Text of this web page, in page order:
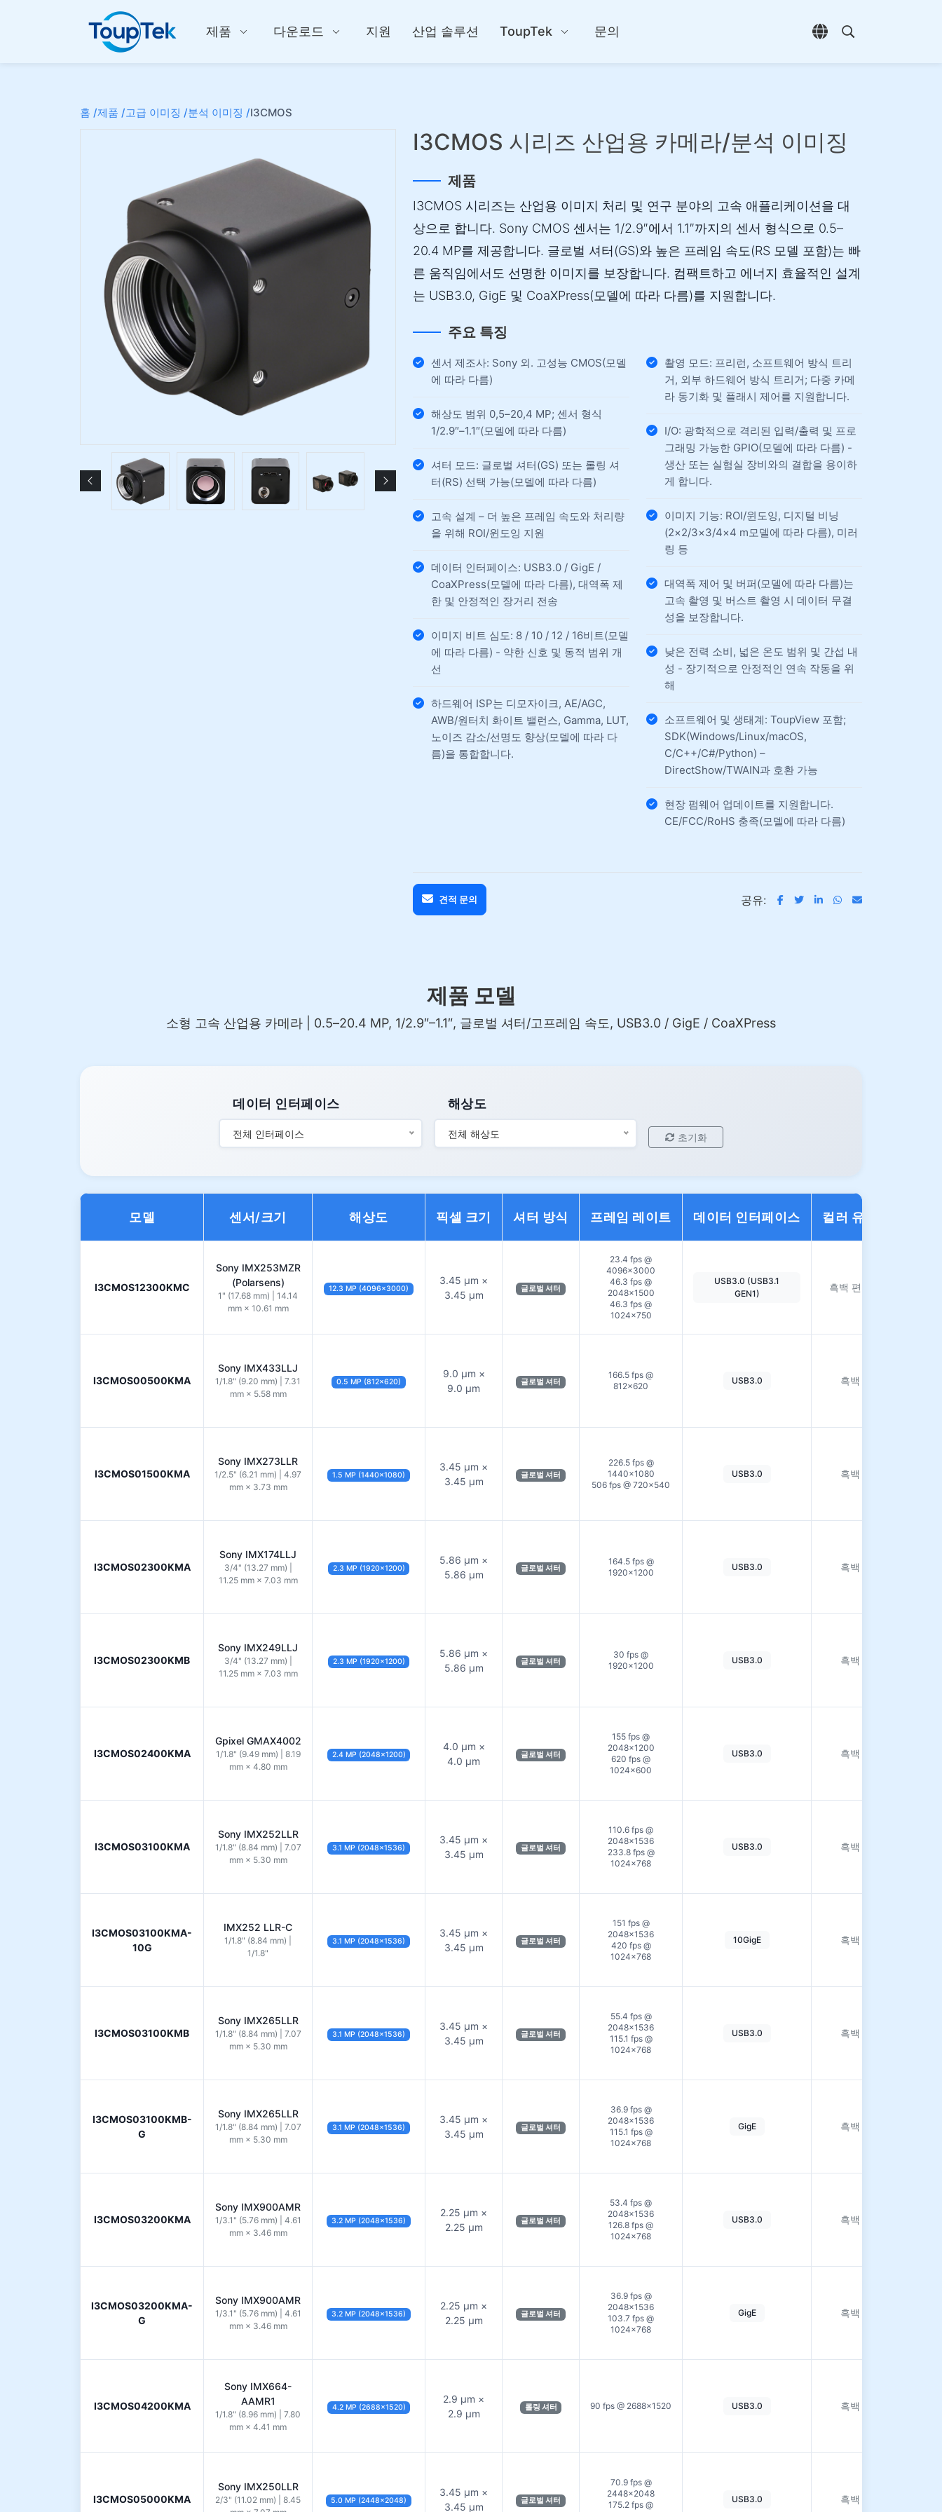
제품 다운로드 지원 산업 솔루션 ToupTek 문의
언어 선택 열기
검색 열기
홈 /제품 /고급 이미징 /분석 이미징 /I3CMOS
I3CMOS 시리즈 산업용 카메라/분석 이미징
제품
I3CMOS 시리즈는 산업용 이미지 처리 및 연구 분야의 고속 애플리케이션을 대
상으로 합니다. Sony CMOS 센서는 1/2.9″에서 1.1″까지의 센서 형식으로 0.5–
20.4 MP를 제공합니다. 글로벌 셔터(GS)와 높은 프레임 속도(RS 모델 포함)는 빠
른 움직임에서도 선명한 이미지를 보장합니다. 컴팩트하고 에너지 효율적인 설계
는 USB3.0, GigE 및 CoaXPress(모델에 따라 다름)를 지원합니다.
주요 특징
센서 제조사: Sony 외. 고성능 CMOS(모델
에 따라 다름)
해상도 범위 0,5–20,4 MP; 센서 형식
1/2.9″–1.1″(모델에 따라 다름)
셔터 모드: 글로벌 셔터(GS) 또는 롤링 셔
터(RS) 선택 가능(모델에 따라 다름)
고속 설계 – 더 높은 프레임 속도와 처리량
을 위해 ROI/윈도잉 지원
데이터 인터페이스: USB3.0 / GigE /
CoaXPress(모델에 따라 다름), 대역폭 제
한 및 안정적인 장거리 전송
이미지 비트 심도: 8 / 10 / 12 / 16비트(모델
에 따라 다름) - 약한 신호 및 동적 범위 개
선
하드웨어 ISP는 디모자이크, AE/AGC,
AWB/원터치 화이트 밸런스, Gamma, LUT,
노이즈 감소/선명도 향상(모델에 따라 다
름)을 통합합니다.
촬영 모드: 프리런, 소프트웨어 방식 트리
거, 외부 하드웨어 방식 트리거; 다중 카메
라 동기화 및 플래시 제어를 지원합니다.
I/O: 광학적으로 격리된 입력/출력 및 프로
그래밍 가능한 GPIO(모델에 따라 다름) -
생산 또는 실험실 장비와의 결합을 용이하
게 합니다.
이미지 기능: ROI/윈도잉, 디지털 비닝
(2×2/3×3/4×4 m모델에 따라 다름), 미러
링 등
대역폭 제어 및 버퍼(모델에 따라 다름)는
고속 촬영 및 버스트 촬영 시 데이터 무결
성을 보장합니다.
낮은 전력 소비, 넓은 온도 범위 및 간섭 내
성 - 장기적으로 안정적인 연속 작동을 위
해
소프트웨어 및 생태계: ToupView 포함;
SDK(Windows/Linux/macOS,
C/C++/C#/Python) –
DirectShow/TWAIN과 호환 가능
현장 펌웨어 업데이트를 지원합니다.
CE/FCC/RoHS 충족(모델에 따라 다름)
견적 문의 공유:
제품 모델
소형 고속 산업용 카메라 | 0.5–20.4 MP, 1/2.9″–1.1″, 글로벌 셔터/고프레임 속도, USB3.0 / GigE / CoaXPress
데이터 인터페이스
전체 인터페이스
해상도
전체 해상도 초기화
모델 센서/크기 해상도 픽셀 크기 셔터 방식 프레임 레이트 데이터 인터페이스 컬러 유형
I3CMOS12300KMC
Sony IMX253MZR
(Polarsens)
1" (17.68 mm) | 14.14
mm × 10.61 mm
12.3 MP (4096×3000)
3.45 µm ×
3.45 µm
글로벌 셔터
23.4 fps @
4096×3000
46.3 fps @
2048×1500
46.3 fps @
1024×750
USB3.0 (USB3.1
GEN1)
흑백 편광
I3CMOS00500KMA
Sony IMX433LLJ
1/1.8" (9.20 mm) | 7.31
mm × 5.58 mm
0.5 MP (812×620)
9.0 µm ×
9.0 µm
글로벌 셔터
166.5 fps @
812×620
USB3.0 흑백
I3CMOS01500KMA
Sony IMX273LLR
1/2.5" (6.21 mm) | 4.97
mm × 3.73 mm
1.5 MP (1440×1080)
3.45 µm ×
3.45 µm
글로벌 셔터
226.5 fps @
1440×1080
506 fps @ 720×540
USB3.0 흑백
I3CMOS02300KMA
Sony IMX174LLJ
3/4" (13.27 mm) |
11.25 mm × 7.03 mm
2.3 MP (1920×1200)
5.86 µm ×
5.86 µm
글로벌 셔터
164.5 fps @
1920×1200
USB3.0 흑백
I3CMOS02300KMB
Sony IMX249LLJ
3/4" (13.27 mm) |
11.25 mm × 7.03 mm
2.3 MP (1920×1200)
5.86 µm ×
5.86 µm
글로벌 셔터
30 fps @
1920×1200
USB3.0 흑백
I3CMOS02400KMA
Gpixel GMAX4002
1/1.8" (9.49 mm) | 8.19
mm × 4.80 mm
2.4 MP (2048×1200)
4.0 µm ×
4.0 µm
글로벌 셔터
155 fps @
2048×1200
620 fps @
1024×600
USB3.0 흑백
I3CMOS03100KMA
Sony IMX252LLR
1/1.8" (8.84 mm) | 7.07
mm × 5.30 mm
3.1 MP (2048×1536)
3.45 µm ×
3.45 µm
글로벌 셔터
110.6 fps @
2048×1536
233.8 fps @
1024×768
USB3.0 흑백
I3CMOS03100KMA-
10G
IMX252 LLR-C
1/1.8" (8.84 mm) |
1/1.8"
3.1 MP (2048×1536)
3.45 µm ×
3.45 µm
글로벌 셔터
151 fps @
2048×1536
420 fps @
1024×768
10GigE 흑백
I3CMOS03100KMB
Sony IMX265LLR
1/1.8" (8.84 mm) | 7.07
mm × 5.30 mm
3.1 MP (2048×1536)
3.45 µm ×
3.45 µm
글로벌 셔터
55.4 fps @
2048×1536
115.1 fps @
1024×768
USB3.0 흑백
I3CMOS03100KMB-
G
Sony IMX265LLR
1/1.8" (8.84 mm) | 7.07
mm × 5.30 mm
3.1 MP (2048×1536)
3.45 µm ×
3.45 µm
글로벌 셔터
36.9 fps @
2048×1536
115.1 fps @
1024×768
GigE 흑백
I3CMOS03200KMA
Sony IMX900AMR
1/3.1" (5.76 mm) | 4.61
mm × 3.46 mm
3.2 MP (2048×1536)
2.25 µm ×
2.25 µm
글로벌 셔터
53.4 fps @
2048×1536
126.8 fps @
1024×768
USB3.0 흑백
I3CMOS03200KMA-
G
Sony IMX900AMR
1/3.1" (5.76 mm) | 4.61
mm × 3.46 mm
3.2 MP (2048×1536)
2.25 µm ×
2.25 µm
글로벌 셔터
36.9 fps @
2048×1536
103.7 fps @
1024×768
GigE 흑백
I3CMOS04200KMA
Sony IMX664-
AAMR1
1/1.8" (8.96 mm) | 7.80
mm × 4.41 mm
4.2 MP (2688×1520)
2.9 µm ×
2.9 µm
롤링 셔터 90 fps @ 2688×1520 USB3.0 흑백
I3CMOS05000KMA
Sony IMX250LLR
2/3" (11.02 mm) | 8.45
5.0 MP (2448×2048)
3.45 µm ×
3.45 µm
글로벌 셔터
70.9 fps @
2448×2048
175.2 fps @
USB3.0 흑백